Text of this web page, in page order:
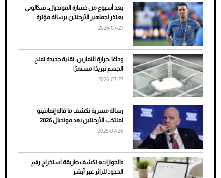
ضعف تبريد مكيف السيارة عند الوقوف.. أشهر
الأسباب والحلول
7 نصائح لاختيار لون البنطلون المناسب للقميص
الأسود
بعد أسبوع من خسارة المونديال.. سكالوني
يعتذر لجماهير الأرجنتين برسالة مؤثرة
2026-07-27
وداعًا لحرارة التمارين.. تقنية جديدة تمنح
الجسم تبريدًا مستمرًا
2026-07-27
رسالة مسربة تكشف ما قاله إنفانتينو
لمنتخب الأرجنتين بعد مونديال 2026
2026-07-26
«الجوازات» تكشف طريقة استخراج رقم
الحدود للزائر عبر أبشر